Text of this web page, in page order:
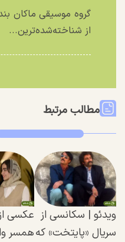
گروه موسیقی ماکان
از شناخته‌شده‌ترین...
مطالب مرتبط
ویدئو | سکانسی از
سریال «پایتخت» که
عکسی
همسر